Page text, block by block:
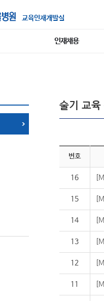
교육인재개발실
인재채용
술기 교육
번호
16
15
14
13
12
11